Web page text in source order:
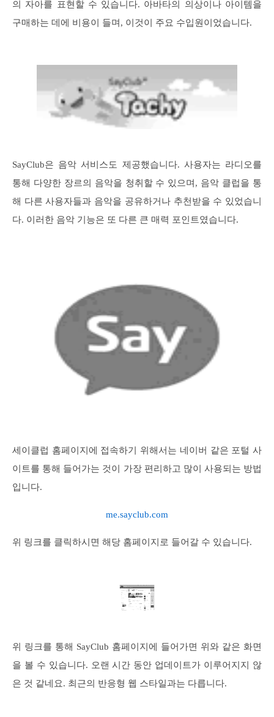
의 자아를 표현할 수 있습니다. 아바타의 의상이나 아이템을
구매하는 데에 비용이 들며, 이것이 주요 수입원이었습니다.
SayClub은 음악 서비스도 제공했습니다. 사용자는 라디오를
통해 다양한 장르의 음악을 청취할 수 있으며, 음악 클럽을 통
해 다른 사용자들과 음악을 공유하거나 추천받을 수 있었습니
다. 이러한 음악 기능은 또 다른 큰 매력 포인트였습니다.
세이클럽 홈페이지에 접속하기 위해서는 네이버 같은 포털 사
이트를 통해 들어가는 것이 가장 편리하고 많이 사용되는 방법
입니다.
me.sayclub.com
위 링크를 클릭하시면 해당 홈페이지로 들어갈 수 있습니다.
위 링크를 통해 SayClub 홈페이지에 들어가면 위와 같은 화면
을 볼 수 있습니다. 오랜 시간 동안 업데이트가 이루어지지 않
은 것 같네요. 최근의 반응형 웹 스타일과는 다릅니다.